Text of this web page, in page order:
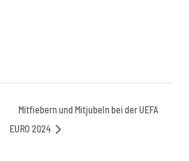
Mitfiebern und Mitjubeln bei der UEFA
EURO 2024